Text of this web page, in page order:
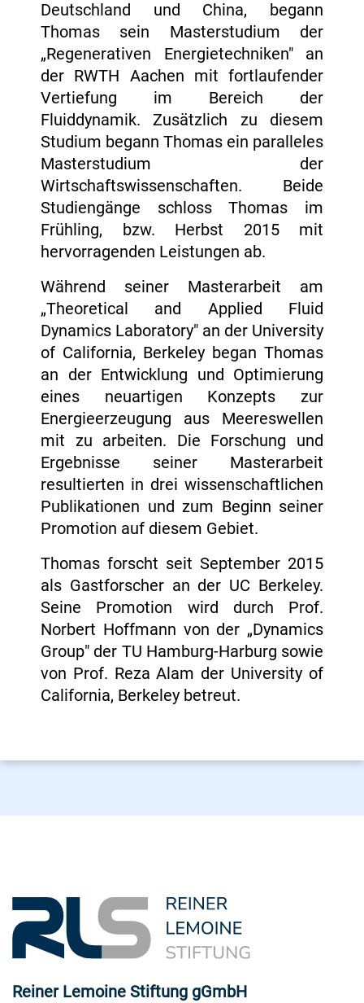
Deutschland und China, begann
Thomas sein Masterstudium der
„Regenerativen Energietechniken" an
der RWTH Aachen mit fortlaufender
Vertiefung im Bereich der
Fluiddynamik. Zusätzlich zu diesem
Studium begann Thomas ein paralleles
Masterstudium der
Wirtschaftswissenschaften. Beide
Studiengänge schloss Thomas im
Frühling, bzw. Herbst 2015 mit
hervorragenden Leistungen ab.
Während seiner Masterarbeit am
„Theoretical and Applied Fluid
Dynamics Laboratory" an der University
of California, Berkeley began Thomas
an der Entwicklung und Optimierung
eines neuartigen Konzepts zur
Energieerzeugung aus Meereswellen
mit zu arbeiten. Die Forschung und
Ergebnisse seiner Masterarbeit
resultierten in drei wissenschaftlichen
Publikationen und zum Beginn seiner
Promotion auf diesem Gebiet.
Thomas forscht seit September 2015
als Gastforscher an der UC Berkeley.
Seine Promotion wird durch Prof.
Norbert Hoffmann von der „Dynamics
Group" der TU Hamburg-Harburg sowie
von Prof. Reza Alam der University of
California, Berkeley betreut.
Reiner Lemoine Stiftung gGmbH